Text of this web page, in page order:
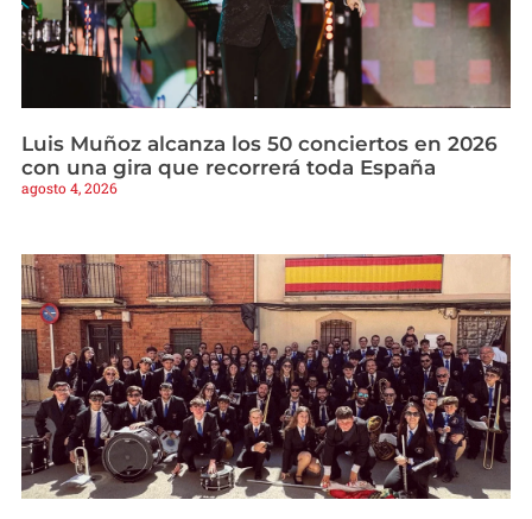
Luis Muñoz alcanza los 50 conciertos en 2026
con una gira que recorrerá toda España
agosto 4, 2026